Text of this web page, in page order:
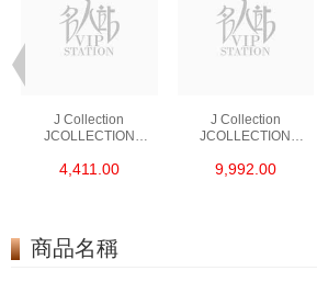
J Collection
JCOLLECTION
RDDI 0.48 CT18KR
4,411.00
J Collection
JCOLLECTION
RDDI 1.34 CT18KW
9,992.00
商品名稱